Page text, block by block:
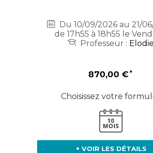
Du 10/09/2026 au 21/
de 17h55 à 18h55 le
Professeur : Elodie
870,00 €
Choisissez votre
+ VOIR LES DÉTAILS